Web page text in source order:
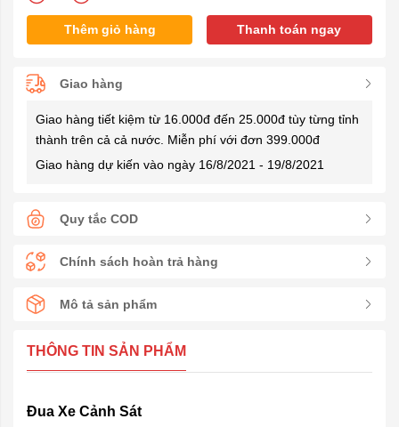
Thêm giỏ hàng Thanh toán ngay
Giao hàng
Giao hàng tiết kiệm từ 16.000đ đến 25.000đ tùy từng tỉnh
thành trên cả cả nước. Miễn phí với đơn 399.000đ
Giao hàng dự kiến vào ngày 16/8/2021 - 19/8/2021
Quy tắc COD
Chính sách hoàn trả hàng
Mô tả sản phẩm
THÔNG TIN SẢN PHẨM
Đua Xe Cảnh Sát